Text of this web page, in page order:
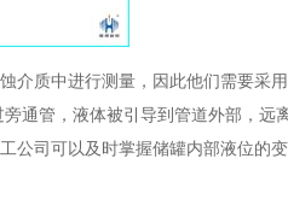
介质中进行测量，因此他们需要采
通管，液体被引导到管道外部，远
公司可以及时掌握储罐内部液位的